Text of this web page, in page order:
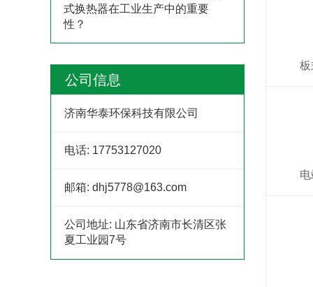
式换热器在工业生产中的重要
性？
公司信息
济南华泰环保科技有限公司
电话: 17753127020
邮箱: dhj5778@163.com
公司地址: 山东省济南市长清区张
夏工业园7号
板